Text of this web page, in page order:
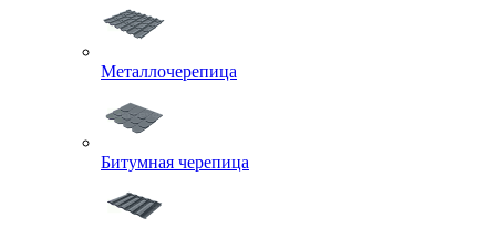
Металлочерепица
Битумная черепица